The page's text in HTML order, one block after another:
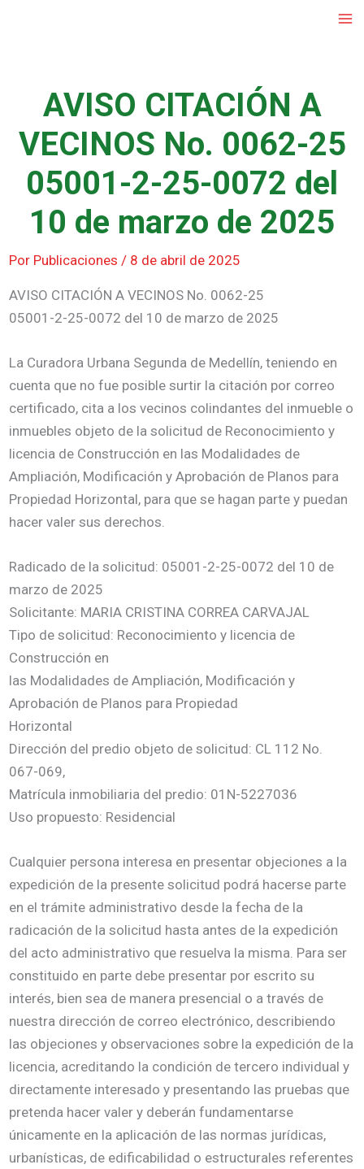
AVISO CITACIÓN A
VECINOS No. 0062-25
05001-2-25-0072 del
10 de marzo de 2025
Por Publicaciones / 8 de abril de 2025
AVISO CITACIÓN A VECINOS No. 0062-25
05001-2-25-0072 del 10 de marzo de 2025
La Curadora Urbana Segunda de Medellín, teniendo en
cuenta que no fue posible surtir la citación por correo
certificado, cita a los vecinos colindantes del inmueble o
inmuebles objeto de la solicitud de Reconocimiento y
licencia de Construcción en las Modalidades de
Ampliación, Modificación y Aprobación de Planos para
Propiedad Horizontal, para que se hagan parte y puedan
hacer valer sus derechos.
Radicado de la solicitud: 05001-2-25-0072 del 10 de
marzo de 2025
Solicitante: MARIA CRISTINA CORREA CARVAJAL
Tipo de solicitud: Reconocimiento y licencia de
Construcción en
las Modalidades de Ampliación, Modificación y
Aprobación de Planos para Propiedad
Horizontal
Dirección del predio objeto de solicitud: CL 112 No.
067-069,
Matrícula inmobiliaria del predio: 01N-5227036
Uso propuesto: Residencial
Cualquier persona interesa en presentar objeciones a la
expedición de la presente solicitud podrá hacerse parte
en el trámite administrativo desde la fecha de la
radicación de la solicitud hasta antes de la expedición
del acto administrativo que resuelva la misma. Para ser
constituido en parte debe presentar por escrito su
interés, bien sea de manera presencial o a través de
nuestra dirección de correo electrónico, describiendo
las objeciones y observaciones sobre la expedición de la
licencia, acreditando la condición de tercero individual y
directamente interesado y presentando las pruebas que
pretenda hacer valer y deberán fundamentarse
únicamente en la aplicación de las normas jurídicas,
urbanísticas, de edificabilidad o estructurales referentes